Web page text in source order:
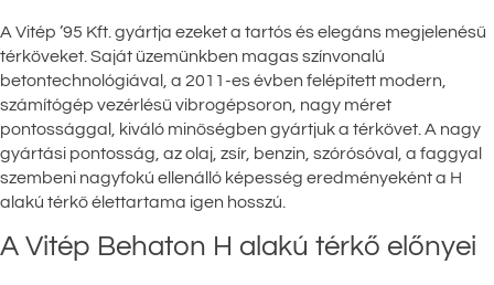
A Vitép ’95 Kft. gyártja ezeket a tartós és elegáns megjelenésű
térköveket. Saját üzemünkben magas színvonalú
betontechnológiával, a 2011-es évben felépített modern,
számítógép vezérlésű vibrogépsoron, nagy méret
pontossággal, kiváló minőségben gyártjuk a térkövet. A nagy
gyártási pontosság, az olaj, zsír, benzin, szórósóval, a faggyal
szembeni nagyfokú ellenálló képesség eredményeként a H
alakú térkő élettartama igen hosszú.
A Vitép Behaton H alakú térkő előnyei